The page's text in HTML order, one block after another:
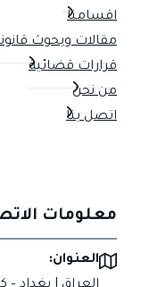
اقسامنا
مقالات وبحوث
قرارات قضائية
من نحن
اتصل بنا
معلومات
العنوان: